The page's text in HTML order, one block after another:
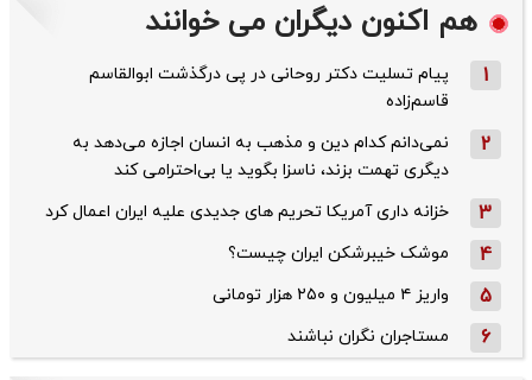
هم اکنون دیگران می خوانند
1
پیام تسلیت دکتر روحانی در پی درگذشت ابوالقاسم
قاسم‌زاده
2
نمی‌دانم کدام دین و مذهب به انسان اجازه می‌دهد به
دیگری تهمت بزند، ناسزا بگوید یا بی‌احترامی کند
3 خزانه داری آمریکا تحریم های جدیدی علیه ایران اعمال کرد
4 موشک خیبرشکن ایران چیست؟
5 واریز ۴ میلیون و ۲۵۰ هزار تومانی
6 مستاجران نگران نباشند